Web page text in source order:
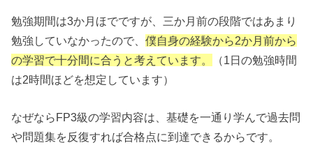
勉強期間は3か月ほでですが、三か月前の段階ではあまり
勉強していなかったので、僕自身の経験から2か月前から
の学習で十分間に合うと考えています。
（1日の勉強時間
は2時間ほどを想定しています）
なぜならFP3級の学習内容は、基礎を一通り学んで過去問
や問題集を反復すれば合格点に到達できるからです。